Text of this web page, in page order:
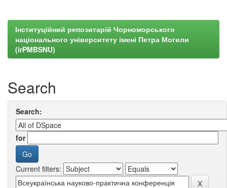
Інституційний репозитарій Чорноморського
національного університету імені Петра Могили
(irPMBSNU)
Search
Search:
for
Current filters: